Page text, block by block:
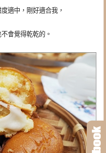
適中，剛好適合我，
會覺得乾乾的。